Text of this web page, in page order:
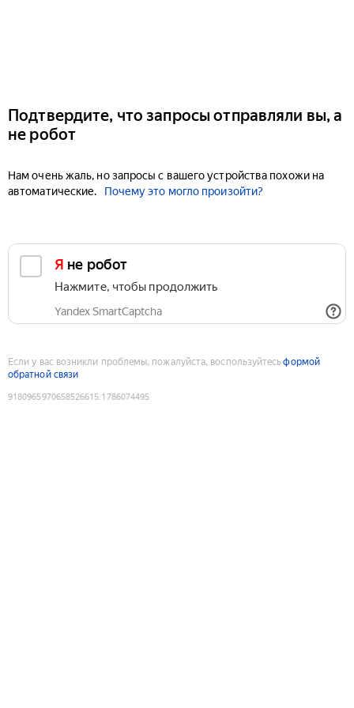
Подтвердите, что запросы отправляли вы, а
не робот
Нам очень жаль, но запросы с вашего устройства похожи на
автоматические.
Почему это могло произойти?
Я не робот
Нажмите, чтобы продолжить
Yandex SmartCaptcha
Если у вас возникли проблемы, пожалуйста, воспользуйтесьформой
обратной связи
9180965970658526615:1786074495